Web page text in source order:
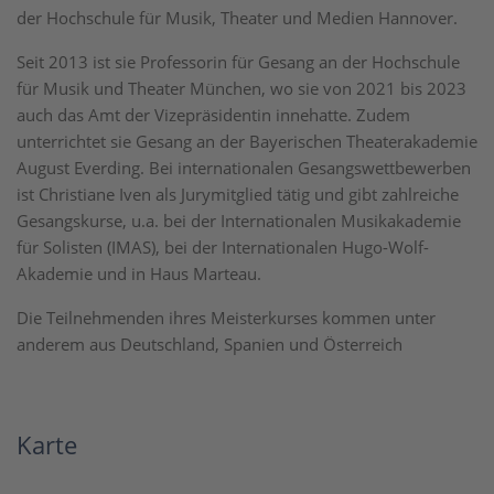
der Hochschule für Musik, Theater und Medien Hannover.
Seit 2013 ist sie Professorin für Gesang an der Hochschule
für Musik und Theater München, wo sie von 2021 bis 2023
auch das Amt der Vizepräsidentin innehatte. Zudem
unterrichtet sie Gesang an der Bayerischen Theaterakademie
August Everding. Bei internationalen Gesangswettbewerben
ist Christiane Iven als Jurymitglied tätig und gibt zahlreiche
Gesangskurse, u.a. bei der Internationalen Musikakademie
für Solisten (IMAS), bei der Internationalen Hugo-Wolf-
Akademie und in Haus Marteau.
Die Teilnehmenden ihres Meisterkurses kommen unter
anderem aus Deutschland, Spanien und Österreich
Karte